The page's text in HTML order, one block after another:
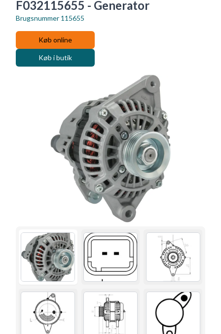
F032115655 - Generator
Brugsnummer 115655
Køb online
Køb i butik